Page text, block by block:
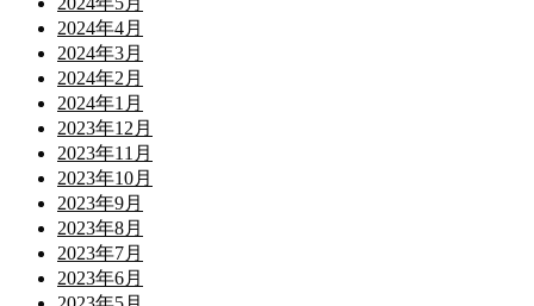
2024年4月
2024年3月
2024年2月
2024年1月
2023年12月
2023年11月
2023年10月
2023年9月
2023年8月
2023年7月
2023年6月